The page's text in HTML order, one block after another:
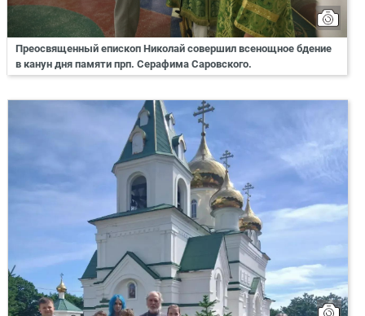
Преосвященный епископ Николай совершил всенощное бдение
в канун дня памяти прп. Серафима Саровского.